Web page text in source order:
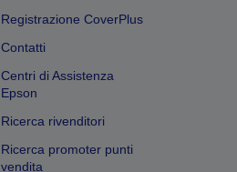
Registrazione CoverPlus
Contatti
Centri di Assistenza
Epson
Ricerca rivenditori
Ricerca promoter punti
vendita